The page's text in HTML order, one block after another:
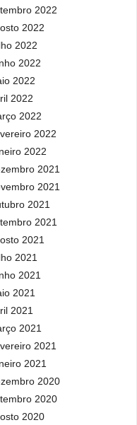
2022
2022
2022
2022
2022
2022
2022
2022
2022
2021
2021
2021
2021
2021
2021
2021
2021
2021
2021
2021
2021
2020
2020
2020